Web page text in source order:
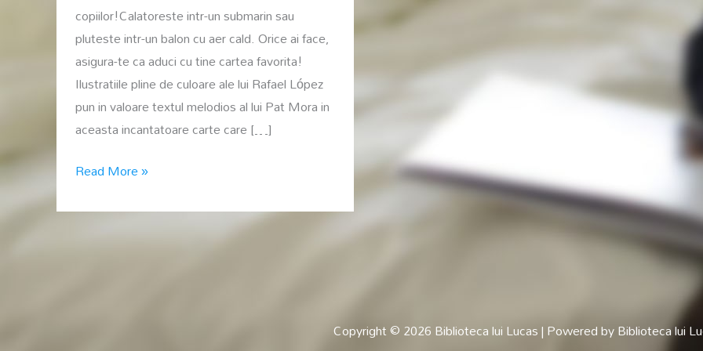
copiilor!Calatoreste intr-un submarin sau
pluteste intr-un balon cu aer cald. Orice ai face,
asigura-te ca aduci cu tine cartea favorita!
Ilustratiile pline de culoare ale lui Rafael López
pun in valoare textul melodios al lui Pat Mora in
aceasta incantatoare carte care […]
Book
Read More »
Copyright © 2026Biblioteca lui Lucas| Powered byBiblioteca lui